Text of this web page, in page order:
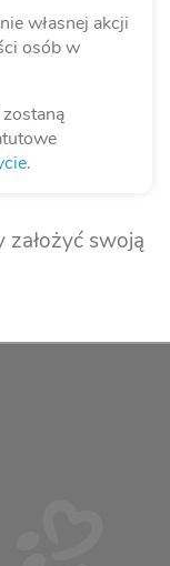
własnej akcji
osób w
.
swoją